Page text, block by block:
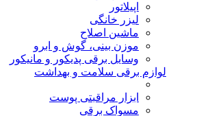
اپیلاتور
لیزر خانگی
ماشین اصلاح
موزن بینی، گوش و ابرو
وسایل برقی پدیکور و مانیکور
لوازم برقی سلامت و بهداشت
ابزار مراقبتی پوست
مسواک برقی